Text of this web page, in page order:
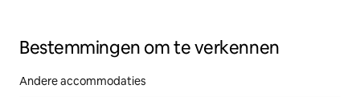
Bestemmingen om te verkennen
Andere accommodaties